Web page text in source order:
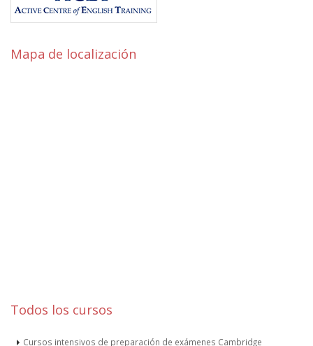
Mapa de localización
Todos los cursos
Cursos intensivos de preparación de exámenes Cambridge